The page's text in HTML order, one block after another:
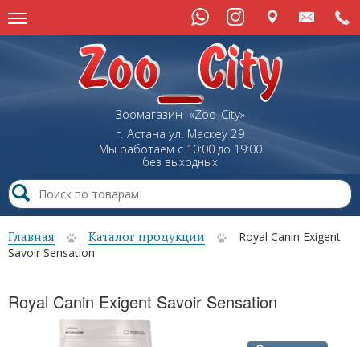
Зоомагазин «Zoo_City»
г. Астана ул. Маскеу29
Мы работаем с 10:00 до 19:00
без выходных
Главная Каталог продукции
Royal Canin Exigent
Savoir Sensation
Royal Canin Exigent Savoir Sensation